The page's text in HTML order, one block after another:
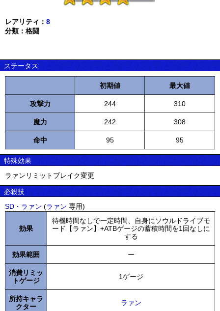
レアリティ： 8
分類：格闘
ステータス
初期値 最大値
攻撃力 244 310
魔力 242 308
命中 95 95
特殊効果
ラァンリミットブレイク変更
必殺技
SD・ラァン (ラァン 専用)
効果
待機時間なしで一定時間、自身にソウルドライブモ
ード【ラァン】+ATBゲージの蓄積時間を1回なしに
する
効果範囲 ー
消費リミッ
トゲージ
1ゲージ
所持キャラ
クター
ラァン